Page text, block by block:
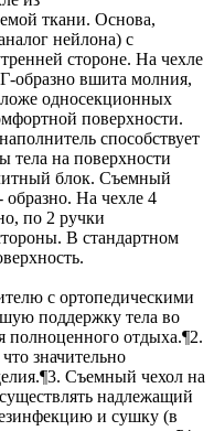
ткани. Основа,
нейлона) с
стороне. На чехле
образно вшита молния,
односекционных
поверхности.
способствует
тела на поверхности
блок. Съемный
На чехле 4
по 2 ручки
В стандартном
с ортопедическими
поддержку тела во
полноценного отдыха.¶2.
значительно
Съемный чехол на
надлежащий
и сушку (в